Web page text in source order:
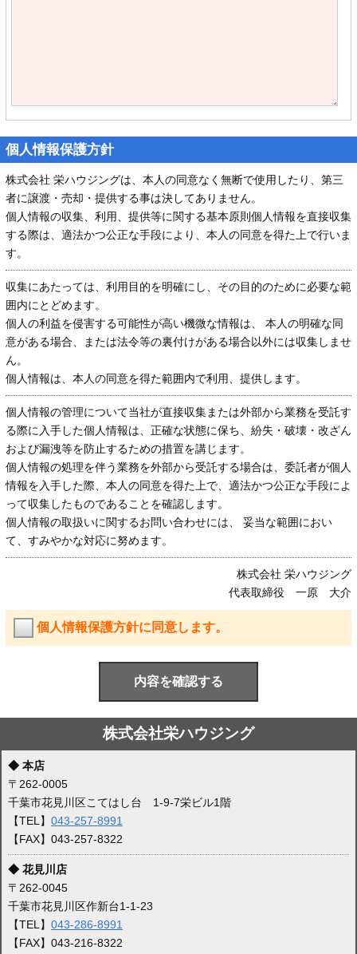
個人情報保護方針
株式会社 栄ハウジングは、本人の同意なく無断で使用したり、第三
者に譲渡・売却・提供する事は決してありません。
個人情報の収集、利用、提供等に関する基本原則個人情報を直接収集
する際は、適法かつ公正な手段により、本人の同意を得た上で行いま
す。
収集にあたっては、利用目的を明確にし、その目的のために必要な範
囲内にとどめます。
個人の利益を侵害する可能性が高い機微な情報は、 本人の明確な同
意がある場合、または法令等の裏付けがある場合以外には収集しませ
ん。
個人情報は、本人の同意を得た範囲内で利用、提供します。
個人情報の管理について当社が直接収集または外部から業務を受託す
る際に入手した個人情報は、正確な状態に保ち、紛失・破壊・改ざん
および漏洩等を防止するための措置を講じます。
個人情報の処理を伴う業務を外部から受託する場合は、委託者が個人
情報を入手した際、本人の同意を得た上で、適法かつ公正な手段によ
って収集したものであることを確認します。
個人情報の取扱いに関するお問い合わせには、 妥当な範囲におい
て、すみやかな対応に努めます。
株式会社 栄ハウジング
代表取締役 一原 大介
個人情報保護方針に同意します。
株式会社栄ハウジング
◆ 本店
〒262-0005
千葉市花見川区こてはし台 1-9-7栄ビル1階
【TEL】 043-257-8991
【FAX】043-257-8322
◆ 花見川店
〒262-0045
千葉市花見川区作新台1-1-23
【TEL】 043-286-8991
【FAX】043-216-8322